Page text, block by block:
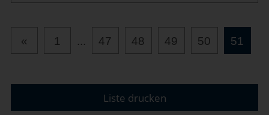
« 1 ... 47 48 49 50 51
Liste drucken